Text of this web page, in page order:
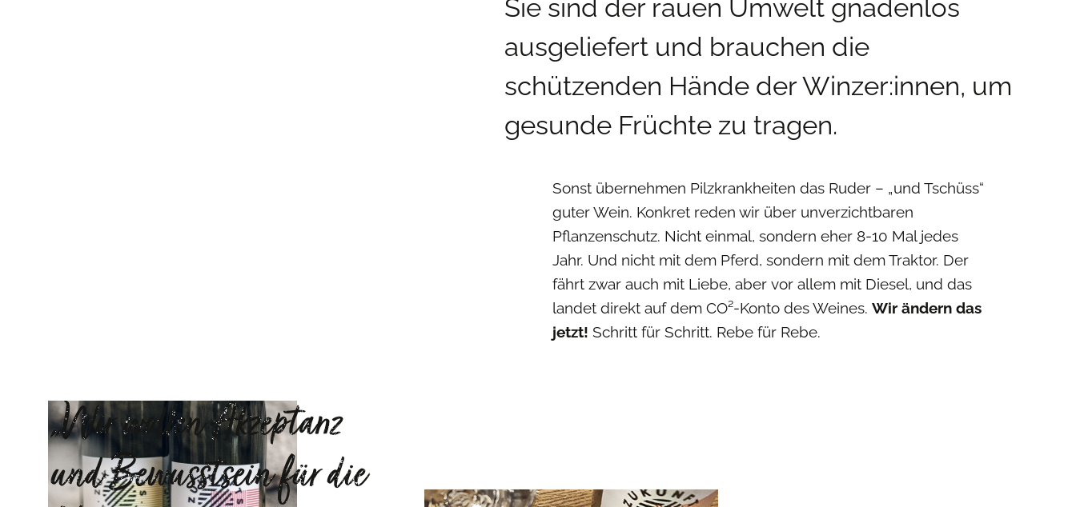
Sie sind der rauen Umwelt gnadenlos
ausgeliefert und brauchen die
schützenden Hände der Winzer:innen, um
gesunde Früchte zu tragen.
Sonst übernehmen Pilzkrankheiten das Ruder – „und Tschüss“
guter Wein. Konkret reden wir über unverzichtbaren
Pflanzenschutz. Nicht einmal, sondern eher 8-10 Mal jedes
Jahr. Und nicht mit dem Pferd, sondern mit dem Traktor. Der
fährt zwar auch mit Liebe, aber vor allem mit Diesel, und das
landet direkt auf dem CO²-Konto des Weines.Wir ändern das
jetzt! Schritt für Schritt. Rebe für Rebe.
„Wir wollen Akzeptanz
und Bewusstsein für die